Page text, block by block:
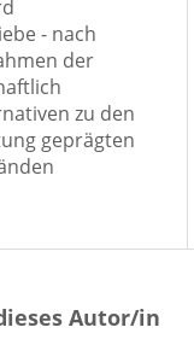
- nach
der
zu den
geprägten
Autor/in